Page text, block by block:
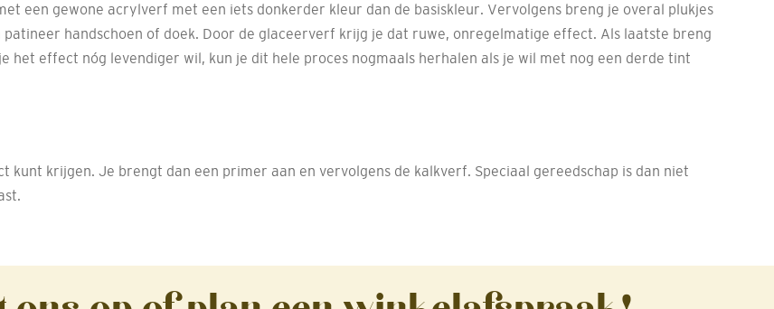
een gewone acrylverf met een iets donkerder kleur dan de basiskleur. Vervolgens breng je overal plukjes
handschoen of doek. Door de glaceerverf krijg je dat ruwe, onregelmatige effect. Als laatste breng
het effect nóg levendiger wil, kun je dit hele proces nogmaals herhalen als je wil met nog een derde tint
kunt krijgen. Je brengt dan een primer aan en vervolgens de kalkverf. Speciaal gereedschap is dan niet